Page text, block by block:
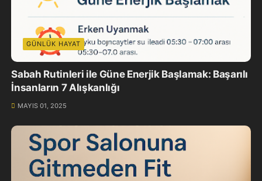
GÜNLÜK HAYAT
Sabah Rutinleri ile Güne Enerjik Başlamak: Başarılı
İnsanların 7 Alışkanlığı
MAYIS 01, 2025